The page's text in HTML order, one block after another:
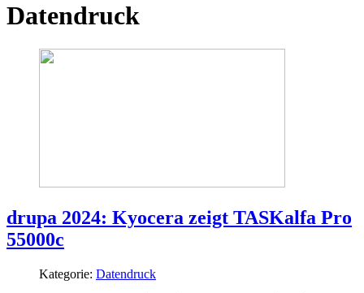
Datendruck
drupa 2024: Kyocera zeigt TASKalfa Pro
55000c
Kategorie: Datendruck